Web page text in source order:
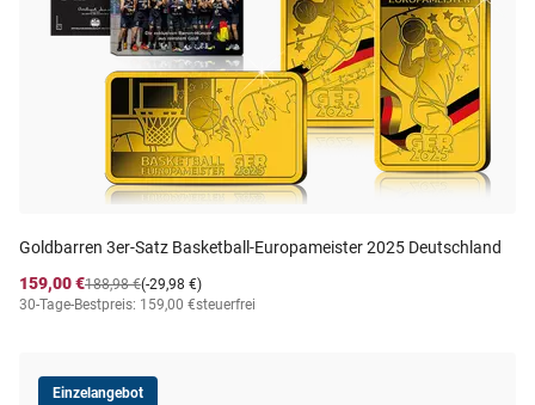
Goldbarren 3er-Satz Basketball-Europameister 2025 Deutschland
159,00 €
(-29,98 €)
188,98 €
30-Tage-Bestpreis: 159,00 €steuerfrei
Einzelangebot